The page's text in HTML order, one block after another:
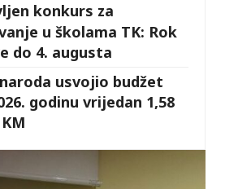
konkurs za
u školama TK: Rok
do 4. augusta
usvojio budžet
godinu vrijedan 1,58